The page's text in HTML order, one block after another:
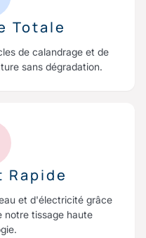
Totale
de calandrage et de
sans dégradation.
Rapide
et d'électricité grâce
notre tissage haute